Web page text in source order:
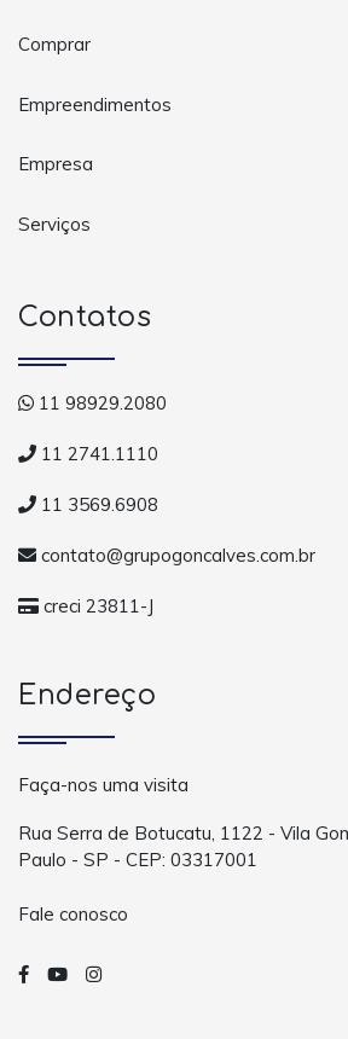
Comprar
Empreendimentos
Empresa
Serviços
Contatos
11 98929.2080
11 2741.1110
11 3569.6908
contato@grupogoncalves.com.br
creci 23811-J
Endereço
Faça-nos uma visita
Rua Serra de Botucatu, 1122 - Vila
Paulo - SP - CEP: 03317001
Fale conosco